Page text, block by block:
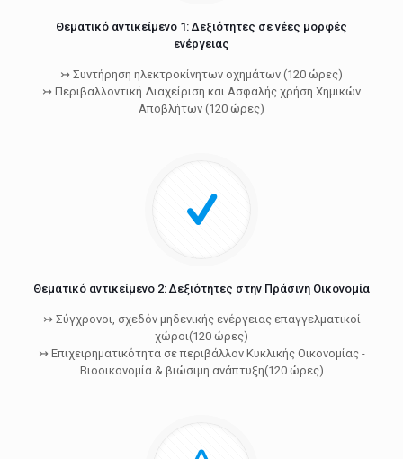
Θεματικό αντικείμενο 1: Δεξιότητες σε νέες μορφές
ενέργειας
↣ Συντήρηση ηλεκτροκίνητων οχημάτων (120 ώρες)
↣ Περιβαλλοντική Διαχείριση και Ασφαλής χρήση Χημικών
Αποβλήτων (120 ώρες)
Θεματικό αντικείμενο 2: Δεξιότητες στην Πράσινη Οικονομία
↣ Σύγχρονοι, σχεδόν μηδενικής ενέργειας επαγγελματικοί
χώροι(120 ώρες)
↣ Επιχειρηματικότητα σε περιβάλλον Κυκλικής Οικονομίας -
Βιοοικονομία & βιώσιμη ανάπτυξη(120 ώρες)